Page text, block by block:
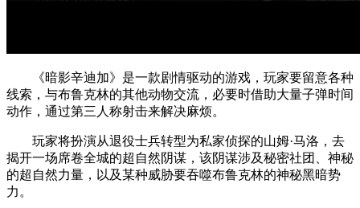
《暗影辛迪加》是一款剧情驱动的游戏，玩家要留意各种
线索，与布鲁克林的其他动物交流，必要时借助大量子弹时间
动作，通过第三人称射击来解决麻烦。
玩家将扮演从退役士兵转型为私家侦探的山姆·马洛，去
揭开一场席卷全城的超自然阴谋，该阴谋涉及秘密社团、神秘
的超自然力量，以及某种威胁要吞噬布鲁克林的神秘黑暗势
力。